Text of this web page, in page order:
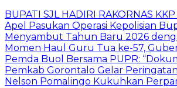
BUPATI SJL HADIRI RAKORNAS
Apel Pasukan Operasi Kepolisian
Menyambut Tahun Baru 2026
Momen Haul Guru Tua ke-57,
Pemda Buol Bersama PUPR:
Pemkab Gorontalo Gelar
Nelson Pomalingo Kukuhkan